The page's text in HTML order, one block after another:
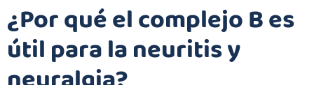
¿Por qué el complejo B es
útil para la neuritis y